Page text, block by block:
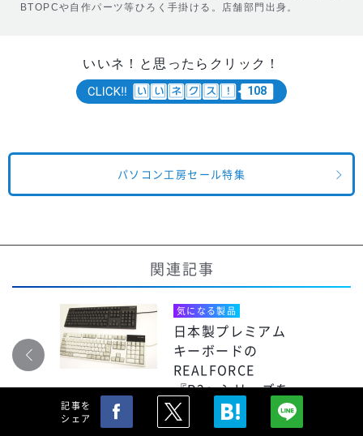
BTOPCや自作パーツ等ひろく手掛ける。店舗部門出身。
いいネ！と思ったらクリック！
108
パソコン工房セール特集
関連記事
気になる製品
日本製プレミアム
キーボードの
REALFORCE
『R2』シリーズを
レビュー
2018/1/18
記事を
シェア